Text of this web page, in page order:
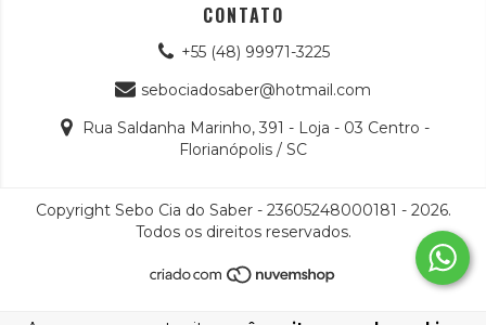
CONTATO
+55 (48) 99971-3225
sebociadosaber@hotmail.com
Rua Saldanha Marinho, 391 - Loja - 03 Centro -
Florianópolis / SC
Copyright Sebo Cia do Saber - 23605248000181 - 2026.
Todos os direitos reservados.